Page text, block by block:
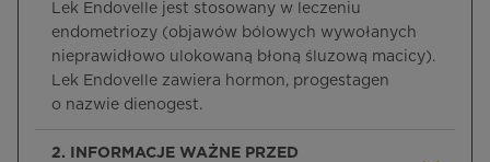
Lek Endovelle jest stosowany w leczeniu
endometriozy (objawów bólowych wywołanych
nieprawidłowo ulokowaną błoną śluzową macicy).
Lek Endovelle zawiera hormon, progestagen
o nazwie dienogest.
2. INFORMACJE WAŻNE PRZED